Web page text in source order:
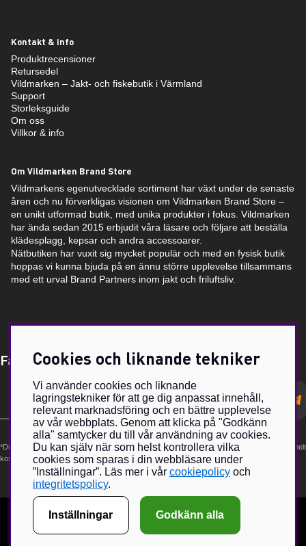
Kontakt & info
Produktrecensioner
Retursedel
Vildmarken – Jakt- och fiskebutik i Värmland
Support
Storleksguide
Om oss
Villkor & info
Om Vildmarken Brand Store
Vildmarkens egenutvecklade sortiment har växt under de senaste
åren och nu förverkligas visionen om Vildmarken Brand Store –
en unikt utformad butik, med unika produkter i fokus. Vildmarken
har ända sedan 2015 erbjudit våra läsare och följare att beställa
klädesplagg, kepsar och andra accessoarer.
Nätbutiken har vuxit sig mycket populär och med en fysisk butik
hoppas vi kunna bjuda på en ännu större upplevelse tillsammans
med ett urval Brand Partners inom jakt och friluftsliv.
Få Magasin Vildmarken direkt till din e-post!*
postadress
*Du kan även få erbjudanden och nyheter från samarbetspartners. Din prenumeration är helt
kostnadsfri och kan avslutas när som helst.
Cookies och liknande tekniker
Vi använder cookies och liknande
lagringstekniker för att ge dig anpassat innehåll,
relevant marknadsföring och en bättre upplevelse
av vår webbplats. Genom att klicka på "Godkänn
alla" samtycker du till vår användning av cookies.
Du kan själv när som helst kontrollera vilka
cookies som sparas i din webbläsare under
”Inställningar”. Läs mer i vår cookiepolicy och
integritetspolicy.
Inställningar Godkänn alla